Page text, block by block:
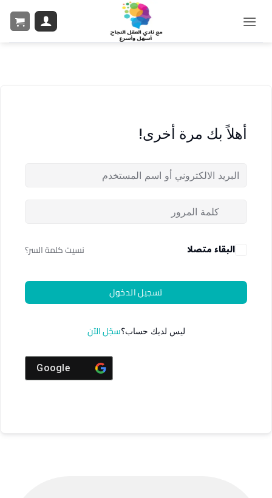
أهلاً بك مرة أخرى!
البقاء متصلا نسيت كلمة السر؟
تسجيل الدخول
ليس لديك حساب؟سجّل الآن
Google